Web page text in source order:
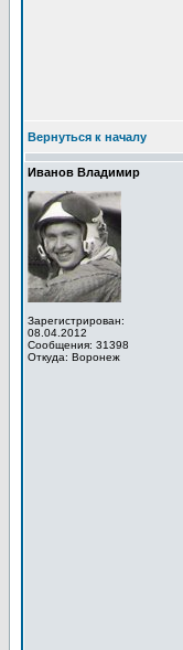
Вернуться к началу
Иванов Владимир
Зарегистрирован:
08.04.2012
Сообщения: 31398
Откуда: Воронеж